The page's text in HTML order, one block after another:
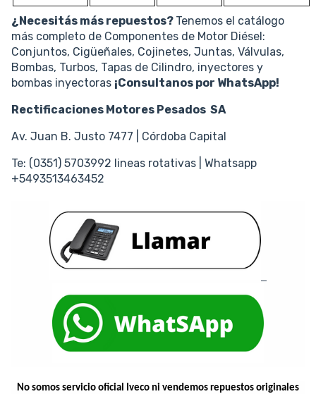
¿Necesitás más repuestos? Tenemos el catálogo
más completo de Componentes de Motor Diésel:
Conjuntos, Cigüeñales, Cojinetes, Juntas, Válvulas,
Bombas, Turbos, Tapas de Cilindro, inyectores y
bombas inyectoras ¡Consultanos por WhatsApp!
Rectificaciones Motores Pesados SA
Av. Juan B. Justo 7477 | Córdoba Capital
Te: (0351) 5703992 lineas rotativas | Whatsapp
+5493513463452
No somos servicio oficial Iveco ni vendemos repuestos originales